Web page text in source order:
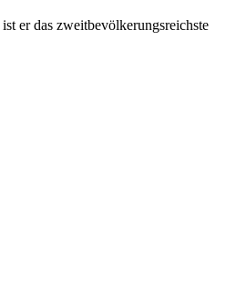
er das zweitbevölkerungsreichste